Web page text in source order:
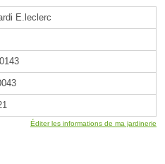
E.leclerc
Éditer les informations de ma jardinerie